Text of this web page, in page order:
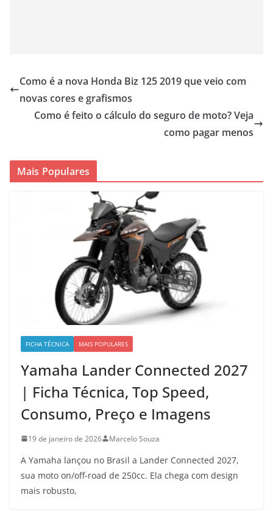
Como é a nova Honda Biz 125 2019 que veio com
novas cores e grafismos
Como é feito o cálculo do seguro de moto? Veja
como pagar menos
Mais Populares
FICHA TÉCNICA MAIS POPULARES
Yamaha Lander Connected 2027
| Ficha Técnica, Top Speed,
Consumo, Preço e Imagens
19 de janeiro de 2026 Marcelo Souza
A Yamaha lançou no Brasil a Lander Connected 2027,
sua moto on/off-road de 250cc. Ela chega com design
mais robusto,